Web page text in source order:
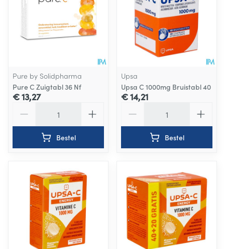
Pure by Solidpharma
Pure C Zuigtabl 36 Nf
€ 13,27
Bestel
Upsa
Upsa C 1000mg Bruistabl 40
€ 14,21
Bestel